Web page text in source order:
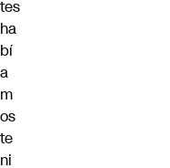
tes
ha
bí
a
m
os
te
ni